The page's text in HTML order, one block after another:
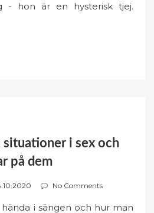
- hon är en hysterisk tjej.
situationer i sex och
på dem
No Comments
i sängen och hur man